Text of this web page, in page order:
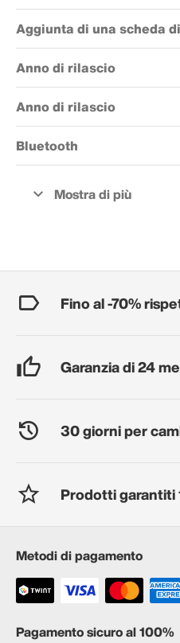
Aggiunta di una scheda
Anno di rilascio
Anno di rilascio
Bluetooth
Fino al -70%
Garanzia di 24
30 giorni per
Prodotti garantiti
Metodi di pagamento
Pagamento sicuro al 100%